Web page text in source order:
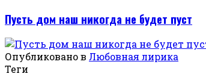
Пусть дом наш никогда не будет пуст
Опубликовано в Любовная лирика
Теги